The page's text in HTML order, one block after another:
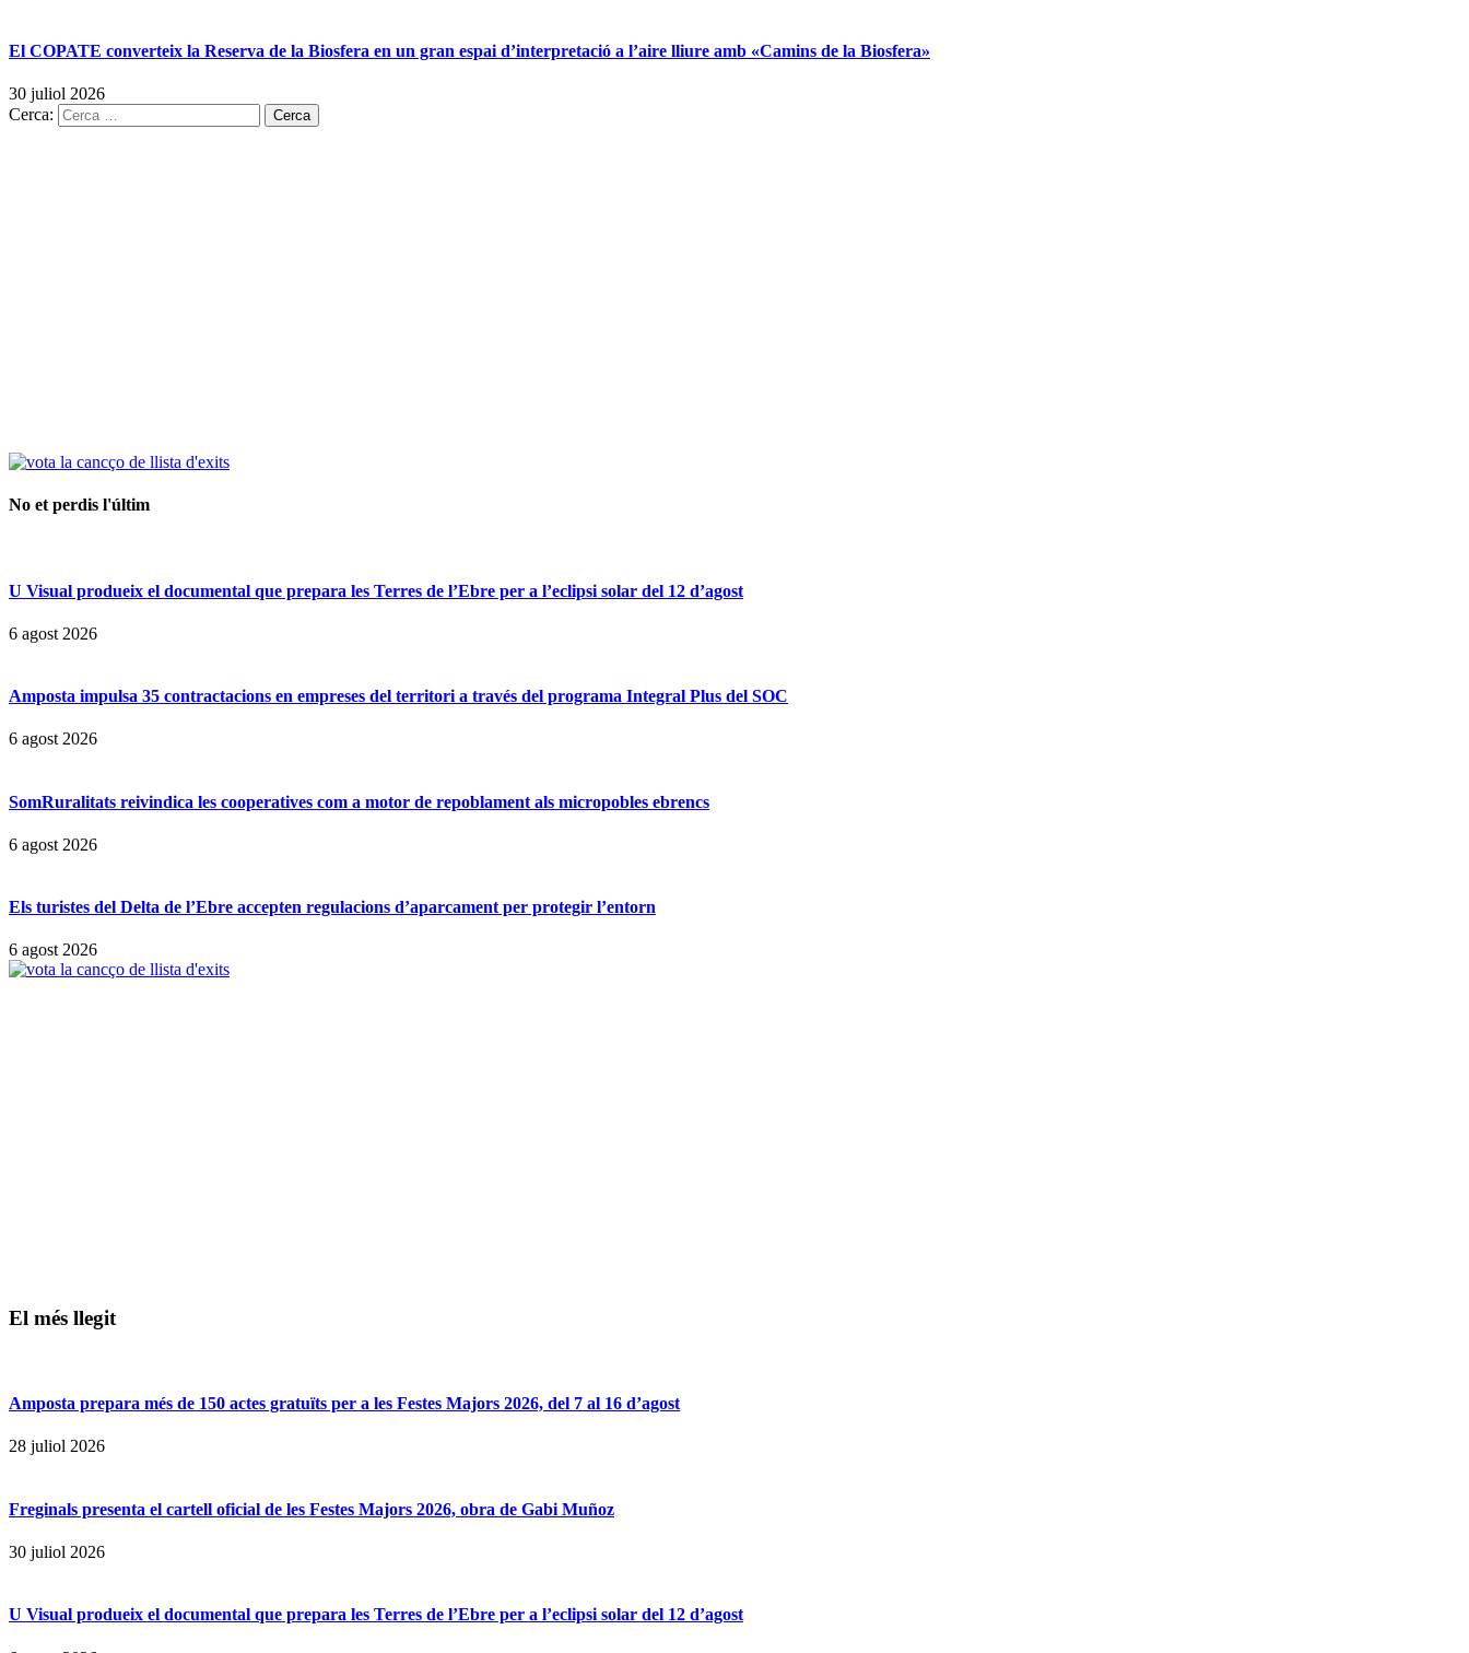
El COPATE converteix la Reserva de la Biosfera en un gran espai d’interpretació a l’aire lliure amb «Camins de la Biosfera»
30 juliol 2026
Cerca:
No et perdis l'últim
U Visual produeix el documental que prepara les Terres de l’Ebre per a l’eclipsi solar del 12 d’agost
6 agost 2026
Amposta impulsa 35 contractacions en empreses del territori a través del programa Integral Plus del SOC
6 agost 2026
SomRuralitats reivindica les cooperatives com a motor de repoblament als micropobles ebrencs
6 agost 2026
Els turistes del Delta de l’Ebre accepten regulacions d’aparcament per protegir l’entorn
6 agost 2026
El més llegit
Amposta prepara més de 150 actes gratuïts per a les Festes Majors 2026, del 7 al 16 d’agost
28 juliol 2026
Freginals presenta el cartell oficial de les Festes Majors 2026, obra de Gabi Muñoz
30 juliol 2026
U Visual produeix el documental que prepara les Terres de l’Ebre per a l’eclipsi solar del 12 d’agost